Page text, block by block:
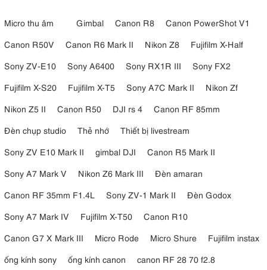
Micro thu âm Gimbal Canon R8
Canon PowerShot V1
Canon R50V
Canon R6 Mark II Nikon Z8
Fujifilm X-Half
Sony ZV-E10
Sony A6400 Sony RX1R III
Sony FX2
Fujifilm X-S20
Fujifilm X-T5 Sony A7C Mark II
Nikon Zf
Nikon Z5 II
Canon R50 DJI rs 4
Canon RF 85mm
Đèn chụp studio
Thẻ nhớ
Thiết bị livestream
Sony ZV E10 Mark II
gimbal DJI
Canon R5 Mark II
Sony A7 Mark V
Nikon Z6 Mark III
Đèn amaran
Canon RF 35mm F1.4L
Sony ZV-1 Mark II
Đèn Godox
Sony A7 Mark IV
Fujifilm X-T50
Canon R10
Canon G7 X Mark III
Micro Rode Micro Shure
Fujifilm instax
ống kính sony
ống kính canon
canon RF 28 70 f2.8